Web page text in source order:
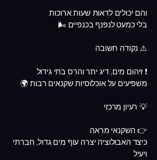
והם יכולים לדאות שעות ארוכות
בלי כמעט לנפנף בכנפיים 🌬️
⚠️ נקודה חשובה
❗ זיהום מים, דיג יתר והרס בתי גידול
משפיעים על אוכלוסיות שקנאים רבות 🌍
💡 רעיון מרכזי
👉 השקנאי מראה
כיצד האבולוציה יצרה עוף מים גדול, חברתי
ויעיל